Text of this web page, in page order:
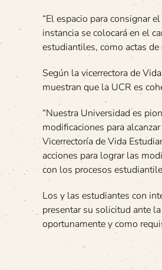
“El espacio para consignar
instancia se colocará en el
estudiantiles, como actas
Según la vicerrectora de
muestran que la UCR es
“Nuestra Universidad es
modificaciones para
Vicerrectoría de Vida
acciones para lograr las
con los procesos
Los y las estudiantes con
presentar su solicitud ante
oportunamente y como